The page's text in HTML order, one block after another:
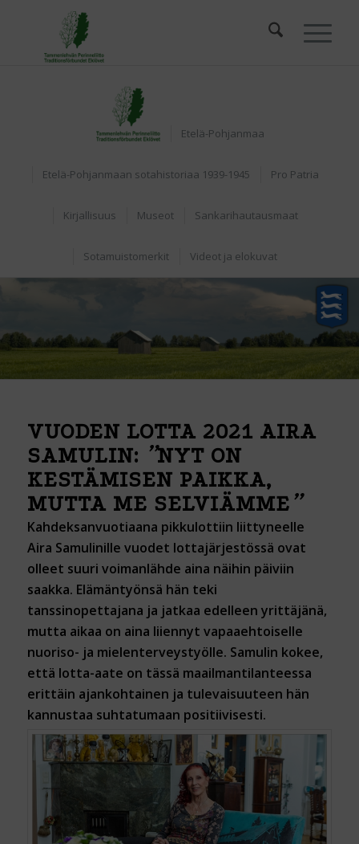
Etelä-Pohjanmaa
Etelä-Pohjanmaan sotahistoriaa 1939-1945 Pro Patria
Kirjallisuus Museot Sankarihautausmaat
Sotamuistomerkit Videot ja elokuvat
VUODEN LOTTA 2021 AIRA
SAMULIN: ”NYT ON
KESTÄMISEN PAIKKA,
MUTTA ME SELVIÄMME”
Kahdeksanvuotiaana pikkulottiin liittyneelle
Aira Samulinille vuodet lottajärjestössä ovat
olleet suuri voimanlähde aina näihin päiviin
saakka. Elämäntyönsä hän teki
tanssinopettajana ja jatkaa edelleen yrittäjänä,
mutta aikaa on aina liiennyt vapaaehtoiselle
nuoriso- ja mielenterveystyölle. Samulin kokee,
että lotta-aate on tässä maailmantilanteessa
erittäin ajankohtainen ja tulevaisuuteen hän
kannustaa suhtatumaan positiivisesti.